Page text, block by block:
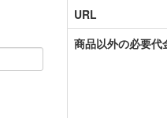
URL
商品以外の必要代